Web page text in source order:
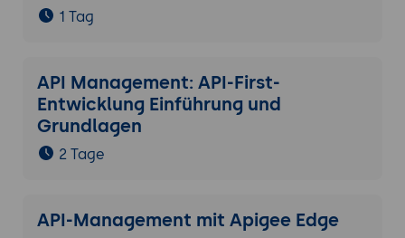
1 Tag
API Management: API-First-
Entwicklung Einführung und
Grundlagen
2 Tage
API-Management mit Apigee Edge